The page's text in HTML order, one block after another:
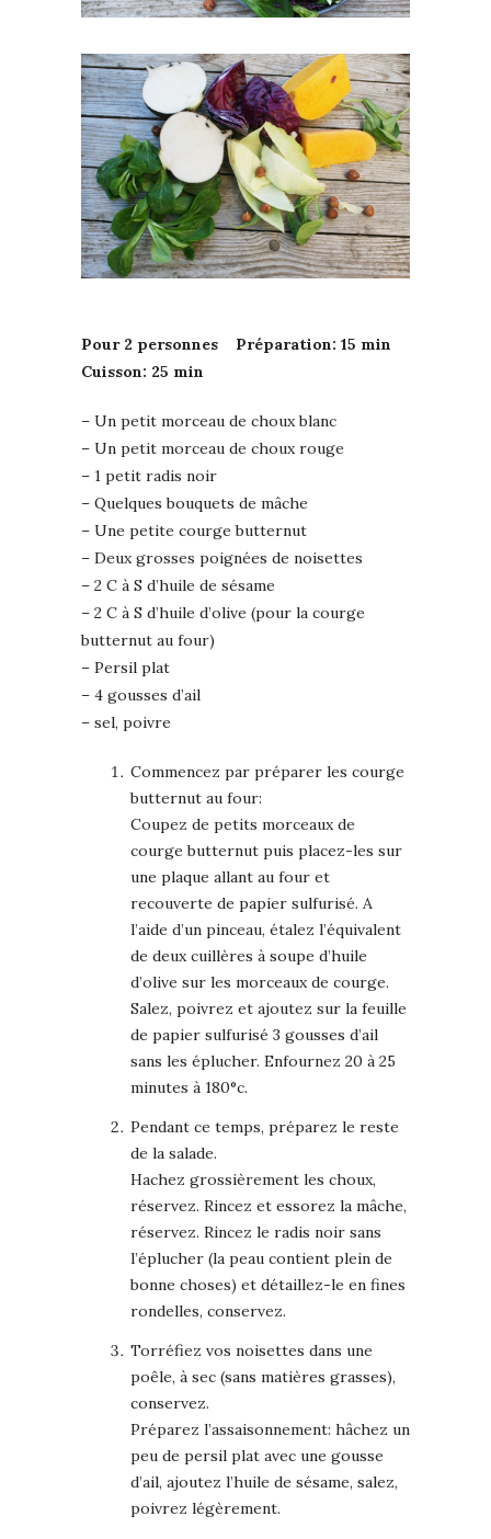
Pour 2 personnes Préparation: 15 min
Cuisson: 25 min
– Un petit morceau de choux blanc
– Un petit morceau de choux rouge
– 1 petit radis noir
– Quelques bouquets de mâche
– Une petite courge butternut
– Deux grosses poignées de noisettes
– 2 C à S d’huile de sésame
– 2 C à S d’huile d’olive (pour la courge
butternut au four)
– Persil plat
– 4 gousses d’ail
– sel, poivre
Commencez par préparer les courge
butternut au four:
Coupez de petits morceaux de
courge butternut puis placez-les sur
une plaque allant au four et
recouverte de papier sulfurisé. A
l’aide d’un pinceau, étalez l’équivalent
de deux cuillères à soupe d’huile
d’olive sur les morceaux de courge.
Salez, poivrez et ajoutez sur la feuille
de papier sulfurisé 3 gousses d’ail
sans les éplucher. Enfournez 20 à 25
minutes à 180°c.
Pendant ce temps, préparez le reste
de la salade.
Hachez grossièrement les choux,
réservez. Rincez et essorez la mâche,
réservez. Rincez le radis noir sans
l’éplucher (la peau contient plein de
bonne choses) et détaillez-le en fines
rondelles, conservez.
Torréfiez vos noisettes dans une
poêle, à sec (sans matières grasses),
conservez.
Préparez l’assaisonnement: hâchez un
peu de persil plat avec une gousse
d’ail, ajoutez l’huile de sésame, salez,
poivrez légèrement.